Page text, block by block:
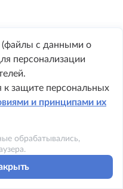
(файлы с данными о
персонализации
к защите персональных
и принципами их
обрабатывались,
8999